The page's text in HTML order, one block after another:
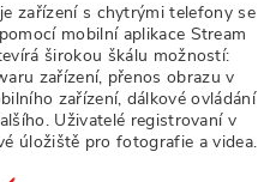
zařízení s chytrými telefony se
mobilní aplikace Stream
širokou škálu možností:
zařízení, přenos obrazu v
zařízení, dálkové ovládání
Uživatelé registrovaní v
úložiště pro fotografie a videa.